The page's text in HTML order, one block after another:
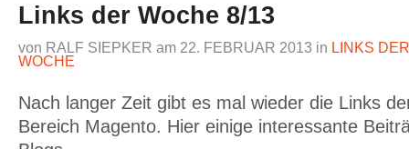
Links der Woche 8/13
von RALF SIEPKER am 22. FEBRUAR 2013 in LINKS DER
WOCHE
Nach langer Zeit gibt es mal wieder die Links
Bereich Magento. Hier einige interessante